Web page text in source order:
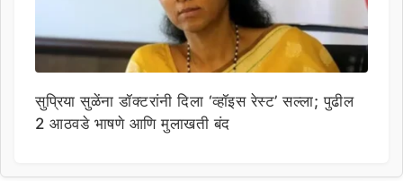
सुप्रिया सुळेंना डॉक्टरांनी दिला ‘व्हॉइस रेस्ट’ सल्ला; पुढील
2 आठवडे भाषणे आणि मुलाखती बंद